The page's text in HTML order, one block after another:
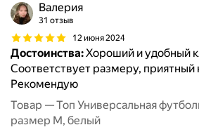
Валерия
31 отзыв
12 июня 2024
Достоинства:Хороший и удобный
Соответствует размеру, приятный
Рекомендую
Товар — Топ Универсальная
размер M, белый